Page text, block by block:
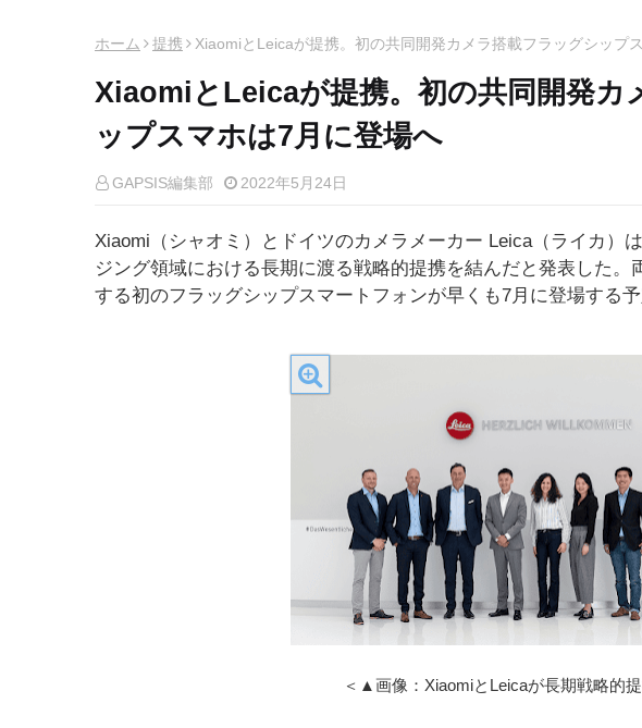
ホーム 提携 XiaomiとLeicaが提携。初の共同開発カメラ搭載フラッグシップ
XiaomiとLeicaが提携。初の共同開発カ
ップスマホは7月に登場へ
GAPSIS編集部 2022年5月24日
Xiaomi（シャオミ）とドイツのカメラメーカー Leica（ライカ）
ジング領域における長期に渡る戦略的提携を結んだと発表した。
する初のフラッグシップスマートフォンが早くも7月に登場する
＜▲画像：XiaomiとLeicaが長期戦略的提